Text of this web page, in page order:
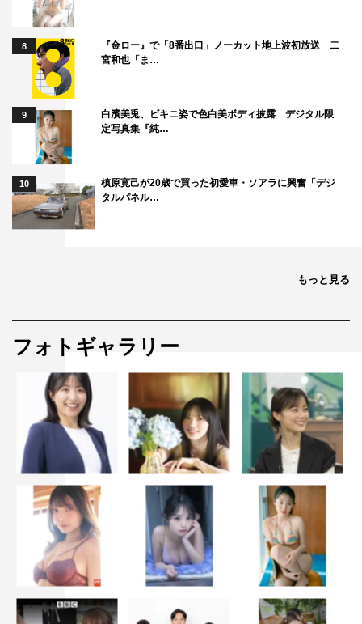
8
『金ロー』で「8番出口」ノーカット地上波初放送 二
宮和也「ま…
9
白濱美兎、ビキニ姿で色白美ボディ披露 デジタル限
定写真集『純…
10
槙原寛己が20歳で買った初愛車・ソアラに興奮「デジ
タルパネル…
もっと見る
フォトギャラリー